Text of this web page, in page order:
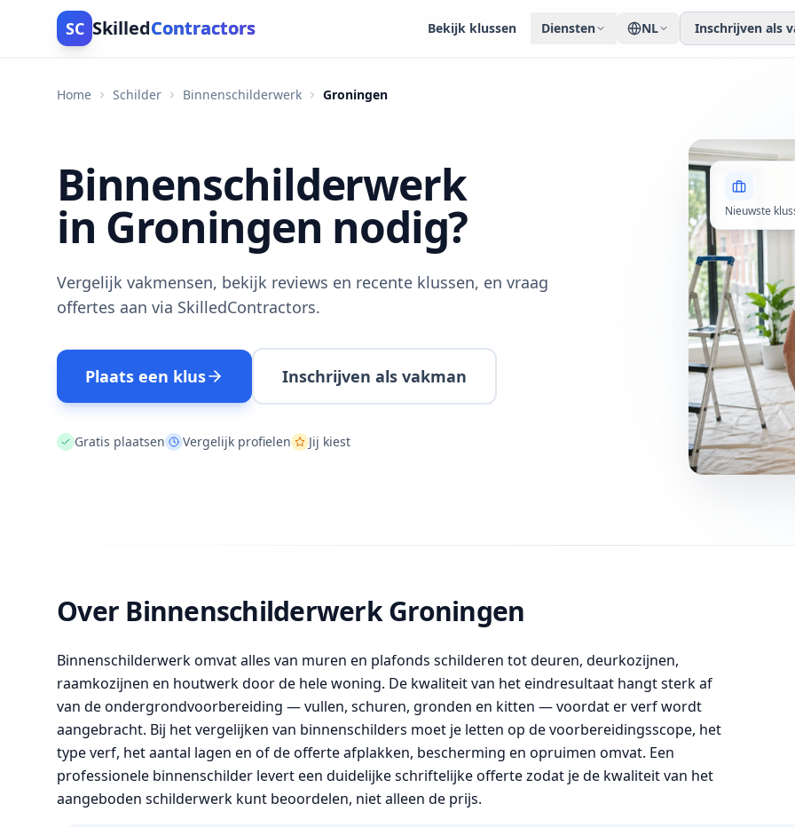
SC SkilledContractors Bekijk klussen Diensten NL Inschrijven als
Home Schilder Binnenschilderwerk Groningen
Binnenschilderwerk
in Groningen nodig?
Vergelijk vakmensen, bekijk reviews en recente klussen, en vraag
offertes aan via SkilledContractors.
Plaats een klus Inschrijven als vakman
Gratis plaatsen Vergelijk profielen Jij kiest
Nieuwste
Over Binnenschilderwerk Groningen
Binnenschilderwerk omvat alles van muren en plafonds schilderen tot deuren, deurkozijnen,
raamkozijnen en houtwerk door de hele woning. De kwaliteit van het eindresultaat hangt sterk af
van de ondergrondvoorbereiding — vullen, schuren, gronden en kitten — voordat er verf wordt
aangebracht. Bij het vergelijken van binnenschilders moet je letten op de voorbereidingsscope, het
type verf, het aantal lagen en of de offerte afplakken, bescherming en opruimen omvat. Een
professionele binnenschilder levert een duidelijke schriftelijke offerte zodat je de kwaliteit van het
aangeboden schilderwerk kunt beoordelen, niet alleen de prijs.